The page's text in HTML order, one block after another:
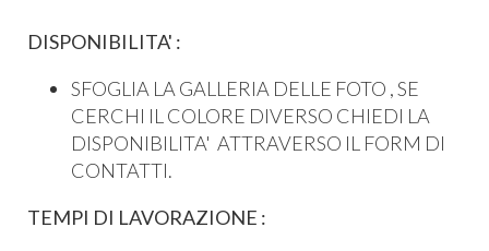
DISPONIBILITA' :
SFOGLIA LA GALLERIA DELLE FOTO , SE
CERCHI IL COLORE DIVERSO CHIEDI LA
DISPONIBILITA' ATTRAVERSO IL FORM DI
CONTATTI.
TEMPI DI LAVORAZIONE :